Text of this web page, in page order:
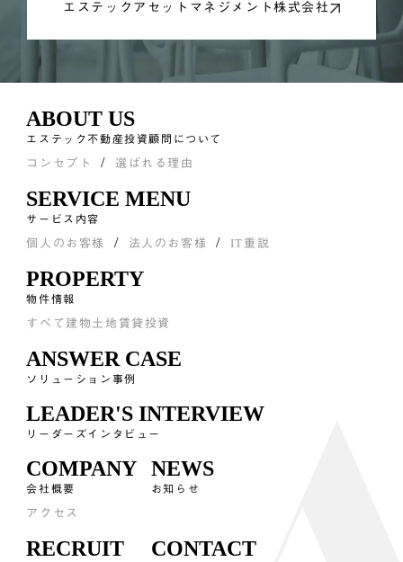
エステックアセットマネジメント株式会社
ABOUT US
エステック不動産投資顧問について
コンセプト 選ばれる理由
SERVICE MENU
サービス内容
個人のお客様 法人のお客様 IT重説
PROPERTY
物件情報
すべて 建物 土地賃貸投資
ANSWER CASE
ソリューション事例
LEADER'S INTERVIEW
リーダーズインタビュー
COMPANY
会社概要
アクセス
NEWS
お知らせ
RECRUIT CONTACT